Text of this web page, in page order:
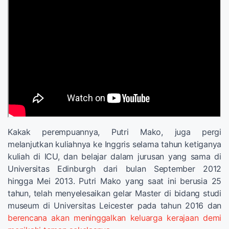
Kakak perempuannya, Putri Mako, juga pergi
melanjutkan kuliahnya ke Inggris selama tahun ketiganya
kuliah di ICU, dan belajar dalam jurusan yang sama di
Universitas Edinburgh dari bulan September 2012
hingga Mei 2013. Putri Mako yang saat ini berusia 25
tahun, telah menyelesaikan gelar Master di bidang studi
museum di Universitas Leicester pada tahun 2016 dan
berencana akan meninggalkan keluarga kerajaan demi